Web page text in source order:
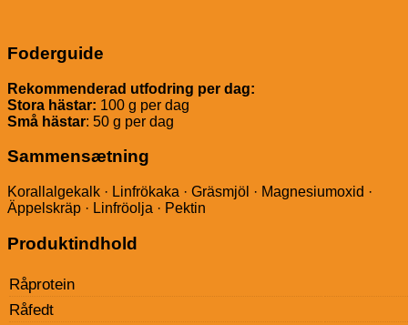
Foderguide
Rekommenderad utfodring per dag:
Stora hästar: 100 g per dag
Små hästar: 50 g per dag
Sammensætning
Korallalgekalk · Linfrökaka · Gräsmjöl · Magnesiumoxid ·
Äppelskräp · Linfröolja · Pektin
Produktindhold
Råprotein
Råfedt